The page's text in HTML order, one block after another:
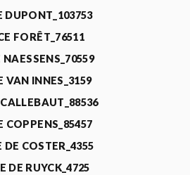
DUPONT_103753
FORÊT_76511
NAESSENS_70559
VAN INNES_3159
COPPENS_85457
DE COSTER_4355
DE RUYCK_4725